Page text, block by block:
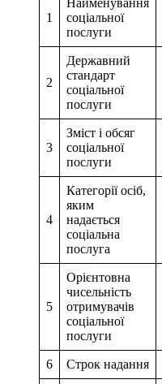
1
соціальної
послуги
2
Державний
стандарт
соціальної
послуги
3
Зміст і обсяг
соціальної
послуги
4
Категорії осіб,
яким
надається
соціальна
послуга
5
Орієнтовна
чисельність
отримувачів
соціальної
послуги
6 Строк надання